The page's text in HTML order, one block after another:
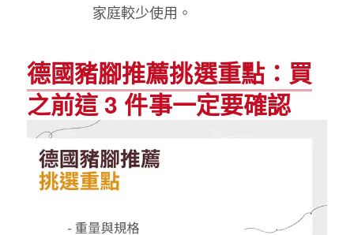
家庭較少使用。
德國豬腳推薦挑選重點：買
之前這 3 件事一定要確認